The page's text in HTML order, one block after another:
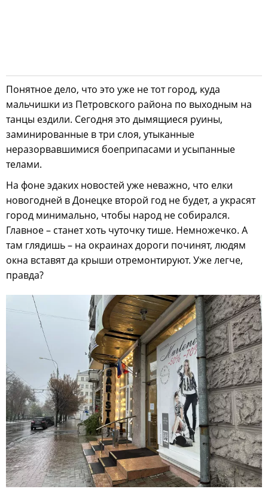
Понятное дело, что это уже не тот город, куда
мальчишки из Петровского района по выходным на
танцы ездили. Сегодня это дымящиеся руины,
заминированные в три слоя, утыканные
неразорвавшимися боеприпасами и усыпанные
телами.
На фоне эдаких новостей уже неважно, что елки
новогодней в Донецке второй год не будет, а украсят
город минимально, чтобы народ не собирался.
Главное – станет хоть чуточку тише. Немножечко. А
там глядишь – на окраинах дороги починят, людям
окна вставят да крыши отремонтируют. Уже легче,
правда?